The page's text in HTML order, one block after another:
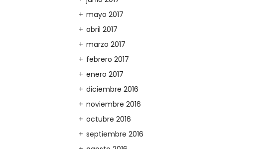
mayo 2017
abril 2017
marzo 2017
febrero 2017
enero 2017
diciembre 2016
noviembre 2016
octubre 2016
septiembre 2016